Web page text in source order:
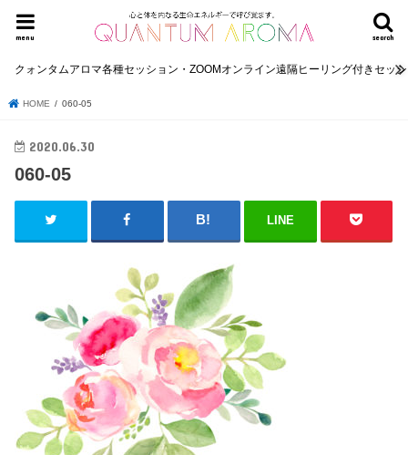
search
menu
クォンタムアロマ各種セッション・ZOOMオンライン遠隔ヒーリング付きセッ
HOME 060-05
2020.06.30
060-05
LINE